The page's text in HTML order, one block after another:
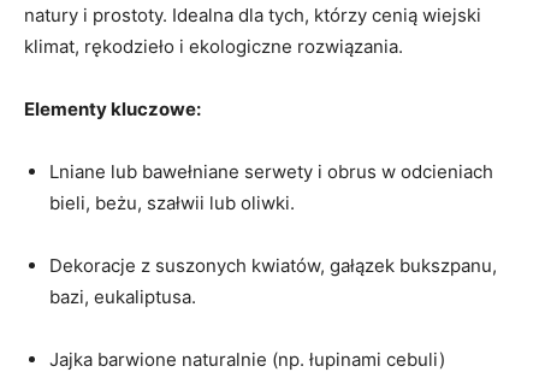
natury i prostoty. Idealna dla tych, którzy cenią wiejski
klimat, rękodzieło i ekologiczne rozwiązania.
Elementy kluczowe:
Lniane lub bawełniane serwety i obrus w odcieniach
bieli, beżu, szałwii lub oliwki.
Dekoracje z suszonych kwiatów, gałązek bukszpanu,
bazi, eukaliptusa.
Jajka barwione naturalnie (np. łupinami cebuli)